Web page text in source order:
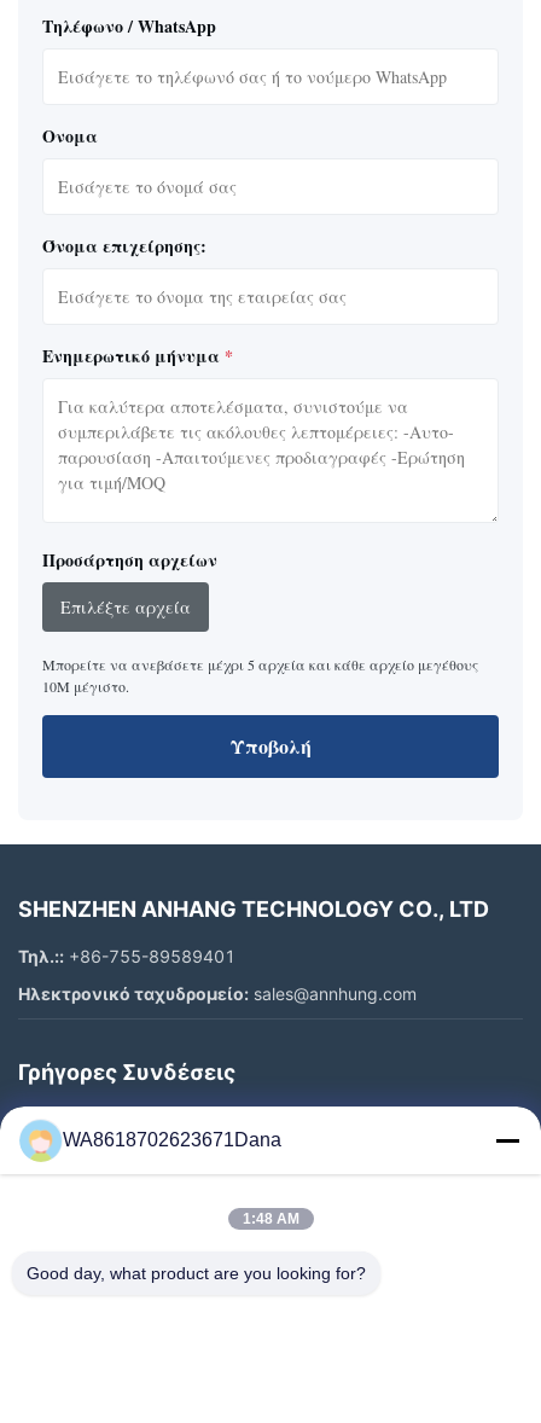
Τηλέφωνο / WhatsApp
Ονομα
Όνομα επιχείρησης:
Ενημερωτικό μήνυμα *
Προσάρτηση αρχείων
Επιλέξτε αρχεία
Μπορείτε να ανεβάσετε μέχρι 5 αρχεία και κάθε αρχείο μεγέθους
10M μέγιστο.
Υποβολή
SHENZHEN ANHANG TECHNOLOGY CO., LTD
Τηλ.:: +86-755-89589401
Ηλεκτρονικό ταχυδρομείο: sales@annhung.com
Γρήγορες Συνδέσεις
Σπίτι
Προϊόντα
Επισκέψεις Στο Εργοστάσιο
WA8618702623671Dana
1:48 AM
Good day, what product are you looking for?